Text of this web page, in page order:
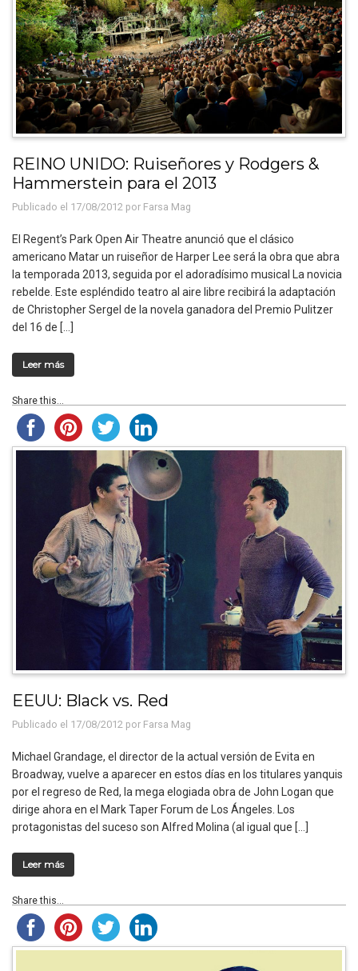
REINO UNIDO: Ruiseñores y Rodgers &
Hammerstein para el 2013
Publicado el 17/08/2012 por Farsa Mag
El Regent’s Park Open Air Theatre anunció que el clásico
americano Matar un ruiseñor de Harper Lee será la obra que abra
la temporada 2013, seguida por el adoradísimo musical La novicia
rebelde. Este espléndido teatro al aire libre recibirá la adaptación
de Christopher Sergel de la novela ganadora del Premio Pulitzer
del 16 de […]
Leer más
Share this...
EEUU: Black vs. Red
Publicado el 17/08/2012 por Farsa Mag
Michael Grandage, el director de la actual versión de Evita en
Broadway, vuelve a aparecer en estos días en los titulares yanquis
por el regreso de Red, la mega elogiada obra de John Logan que
dirige ahora en el Mark Taper Forum de Los Ángeles. Los
protagonistas del suceso son Alfred Molina (al igual que […]
Leer más
Share this...